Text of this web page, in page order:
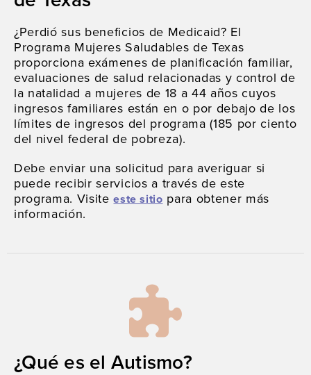
¿Perdió sus beneficios de Medicaid? El
Programa Mujeres Saludables de Texas
proporciona exámenes de planificación familiar,
evaluaciones de salud relacionadas y control de
la natalidad a mujeres de 18 a 44 años cuyos
ingresos familiares están en o por debajo de los
límites de ingresos del programa (185 por ciento
del nivel federal de pobreza).
Debe enviar una solicitud para averiguar si
puede recibir servicios a través de este
programa. Visiteeste sitio para obtener más
información.
¿Qué es el Autismo?